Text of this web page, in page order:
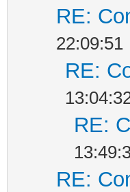
RE:
22:09:51
RE:
RE:
RE: